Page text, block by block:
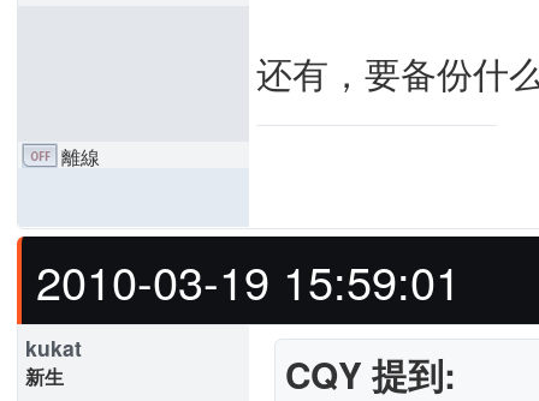
还有，要备份什
離線
2010-03-19 15:59:01
kukat
新生
CQY 提到: